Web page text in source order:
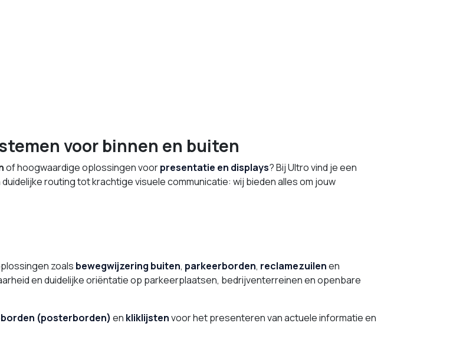
voor binnen en buiten
of hoogwaardige oplossingen voorpresentatie en displays? Bij Ultro vind je een
routing tot krachtige visuele communicatie: wij bieden alles om jouw
zoals bewegwijzering buiten, parkeerborden, reclamezuilenen
en duidelijke oriëntatie op parkeerplaatsen, bedrijventerreinen en openbare
(posterborden) en kliklijstenvoor het presenteren van actuele informatie en